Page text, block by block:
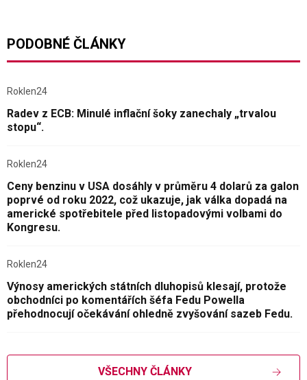
PODOBNÉ ČLÁNKY
Roklen24
Radev z ECB: Minulé inflační šoky zanechaly „trvalou
stopu“.
Roklen24
Ceny benzinu v USA dosáhly v průměru 4 dolarů za galon
poprvé od roku 2022, což ukazuje, jak válka dopadá na
americké spotřebitele před listopadovými volbami do
Kongresu.
Roklen24
Výnosy amerických státních dluhopisů klesají, protože
obchodníci po komentářích šéfa Fedu Powella
přehodnocují očekávání ohledně zvyšování sazeb Fedu.
VŠECHNY ČLÁNKY